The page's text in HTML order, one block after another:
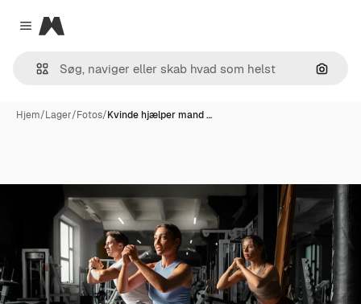
Close menu
Magnific
Søg
Hjem/Lager/Fotos/Kvinde hjælper mand …